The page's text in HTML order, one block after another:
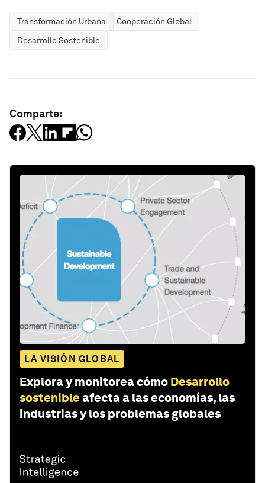
Transformación Urbana
Cooperación Global
Desarrollo Sostenible
Comparte:
LA VISIÓN GLOBAL
Explora y monitorea cómo Desarrollo
sostenible afecta a las economías, las
industrias y los problemas globales